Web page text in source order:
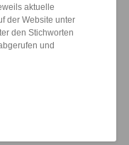
aktuelle
der Website unter
den Stichworten
und